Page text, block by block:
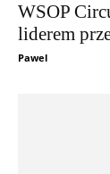
WSOP
liderem
Pawel